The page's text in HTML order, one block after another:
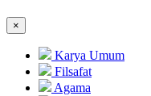
×
Karya Umum
Filsafat
Agama